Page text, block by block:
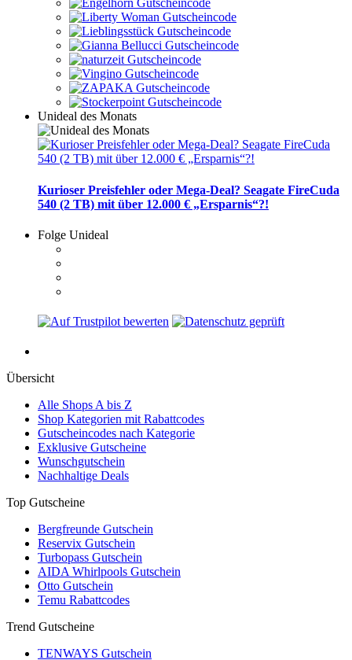
Unideal des Monats
Kurioser Preisfehler oder Mega-Deal? Seagate FireCuda
540 (2 TB) mit über 12.000 € „Ersparnis“?!
Folge Unideal
Übersicht
Alle Shops A bis Z
Shop Kategorien mit Rabattcodes
Gutscheincodes nach Kategorie
Exklusive Gutscheine
Wunschgutschein
Nachhaltige Deals
Top Gutscheine
Bergfreunde Gutschein
Reservix Gutschein
Turbopass Gutschein
AIDA Whirlpools Gutschein
Otto Gutschein
Temu Rabattcodes
Trend Gutscheine
TENWAYS Gutschein